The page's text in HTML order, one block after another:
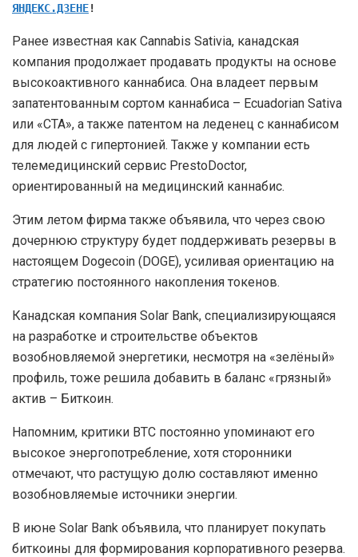
ЯНДЕКС.ДЗЕНЕ!
Ранее известная как Cannabis Sativia, канадская
компания продолжает продавать продукты на основе
высокоактивного каннабиса. Она владеет первым
запатентованным сортом каннабиса – Ecuadorian Sativa
или «CTA», а также патентом на леденец с каннабисом
для людей с гипертонией. Также у компании есть
телемедицинский сервис PrestoDoctor,
ориентированный на медицинский каннабис.
Этим летом фирма также объявила, что через свою
дочернюю структуру будет поддерживать резервы в
настоящем Dogecoin (DOGE), усиливая ориентацию на
стратегию постоянного накопления токенов.
Канадская компания Solar Bank, специализирующаяся
на разработке и строительстве объектов
возобновляемой энергетики, несмотря на «зелёный»
профиль, тоже решила добавить в баланс «грязный»
актив – Биткоин.
Напомним, критики BTC постоянно упоминают его
высокое энергопотребление, хотя сторонники
отмечают, что растущую долю составляют именно
возобновляемые источники энергии.
В июне Solar Bank объявила, что планирует покупать
биткоины для формирования корпоративного резерва.